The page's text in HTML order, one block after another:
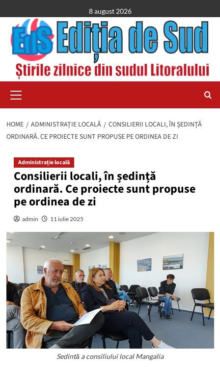
to
content
8 august 2026
Menu
HOME ADMINISTRAȚIE LOCALĂ
CONSILIERII LOCALI, ÎN ȘEDINȚĂ
ORDINARĂ. CE PROIECTE SUNT PROPUSE PE ORDINEA DE ZI
Administrație locală
Consilierii locali, în ședință
ordinară. Ce proiecte sunt propuse
pe ordinea de zi
admin 11 iulie 2025
Sedintă a consiliului local Mangalia